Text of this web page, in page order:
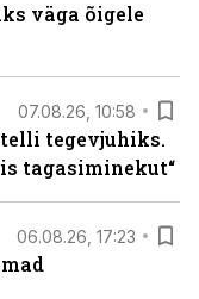
väga õigele
07.08.26, 10:58
tegevjuhiks.
tagasiminekut“
06.08.26, 17:23